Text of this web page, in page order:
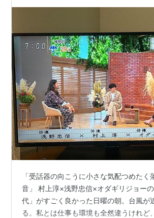
「受話器の向こうに小さな気配つめたく
音」 村上淳×浅野忠信×オダギリジョー
代」がすごく良かった日曜の朝。台風が
る。私とは仕事も環境も全然違うけれど